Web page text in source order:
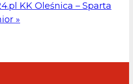
KK Oleśnica – Sparta
»